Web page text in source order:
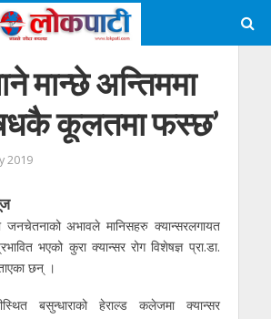
मान्छे अन्तिममा
कूलतमा फस्छ’
2019
जनचेतनाको अभावले मानिसहरु क्यान्सरलगायत
भएको कुरा क्यान्सर रोग विशेषज्ञ प्रा.डा.
छन् ।
बसुन्धाराको हेराल्ड कलेजमा क्यान्सर